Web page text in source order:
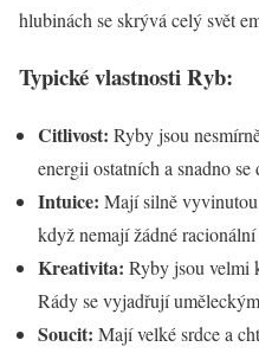
hlubinách se skrývá celý svět
Typické vlastnosti Ryb:
Citlivost: Ryby jsou
energii ostatních a snadno
Intuice: Mají silně
když nemají žádné
Kreativita: Ryby jsou velmi
Rády se vyjadřují
Soucit: Mají velké srdce a